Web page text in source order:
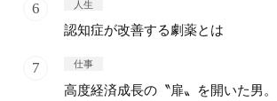
人生
認知症が改善する劇薬とは
仕事
高度経済成長の〝扉〟を開いた男。